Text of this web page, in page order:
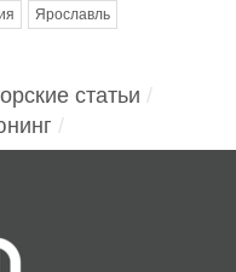
Ярославль
статьи